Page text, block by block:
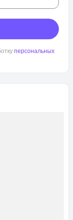
персональных